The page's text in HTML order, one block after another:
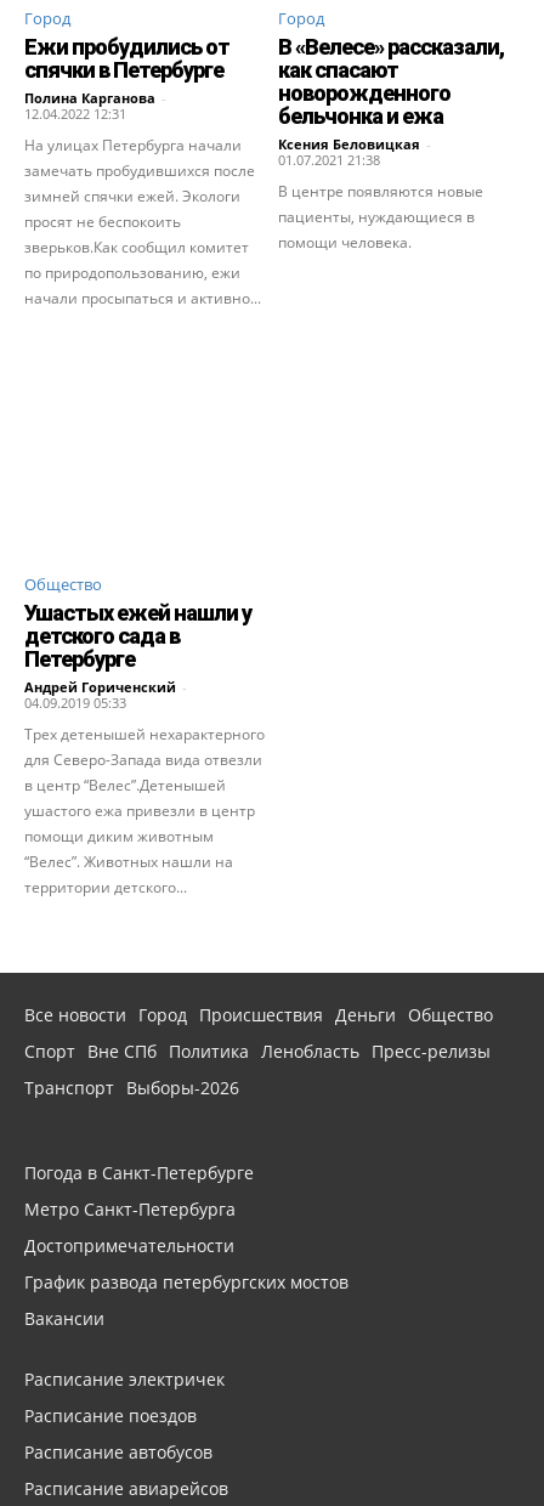
Город
Ежи пробудились от
спячки в Петербурге
Полина Карганова -
12.04.2022 12:31
На улицах Петербурга начали
замечать пробудившихся после
зимней спячки ежей. Экологи
просят не беспокоить
зверьков.Как сообщил комитет
по природопользованию, ежи
начали просыпаться и активно...
Город
В «Велесе» рассказали,
как спасают
новорожденного
бельчонка и ежа
Ксения Беловицкая -
01.07.2021 21:38
В центре появляются новые
пациенты, нуждающиеся в
помощи человека.
Общество
Ушастых ежей нашли у
детского сада в
Петербурге
Андрей Гориченcкий -
04.09.2019 05:33
Трех детенышей нехарактерного
для Северо-Запада вида отвезли
в центр “Велес”.Детенышей
ушастого ежа привезли в центр
помощи диким животным
“Велес”. Животных нашли на
территории детского...
Все новости Город Происшествия Деньги
Общество
Спорт Вне СПб Политика Ленобласть Пресс-релизы
Транспорт Выборы-2026
Погода в Санкт-Петербурге
Метро Санкт-Петербурга
Достопримечательности
График развода петербургских мостов
Вакансии
Расписание электричек
Расписание поездов
Расписание автобусов
Расписание авиарейсов